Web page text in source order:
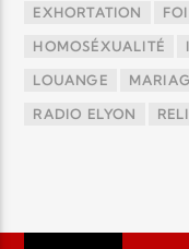
EXHORTATION FOI
HOMOSÉXUALITÉ
LOUANGE
RADIO ELYON